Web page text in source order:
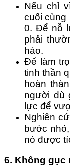
Nếu chỉ
cuối cùng
0. Để nỗ
phải
hảo.
Để làm
tinh thần
hoàn
người dù
lực để
Nghiên
bước
nó được
6. Không gục